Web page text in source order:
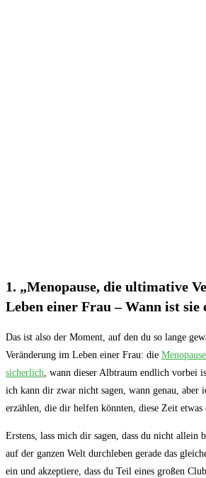
1. „Menopause, die⁤ ultimative
Leben ‌einer Frau – Wann⁢ ist ‌sie​
Das‍ ist also der‌ Moment, ⁣auf den du so lange
Veränderung⁢ im Leben einer Frau: die Menopause
sicherlich ,⁣ wann dieser ‍Albtraum endlich vorbei
ich kann ⁢dir zwar nicht sagen, ⁢wann genau, aber
erzählen, die⁤ dir helfen‍ könnten, diese Zeit‌ etwas
Erstens, lass mich dir sagen, dass du nicht allein
auf der ganzen‌ Welt durchleben ⁣gerade das
ein und akzeptiere, dass⁢ du ‌Teil eines großen